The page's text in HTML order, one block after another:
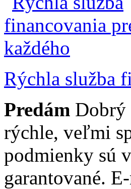
Rýchla služba
Predám Dobrý
rýchle, veľmi
podmienky sú
garantované.